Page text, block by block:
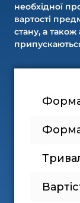
необхідної
вартості
стану, а